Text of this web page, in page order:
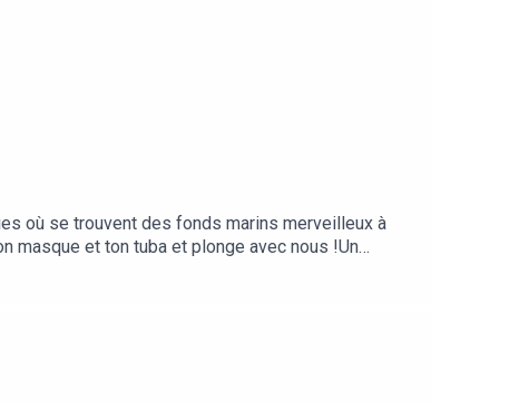
où se trouvent des fonds marins merveilleux à
masque et ton tuba et plonge avec nous !Un
tous nos podcasts sur maisondupodcast.fr